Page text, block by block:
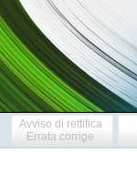
Avviso di rettifica
Errata corrige